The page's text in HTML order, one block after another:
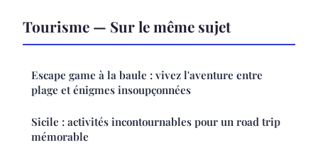
Tourisme — Sur le même sujet
Escape game à la baule : vivez l'aventure entre
plage et énigmes insoupçonnées
Sicile : activités incontournables pour un road trip
mémorable